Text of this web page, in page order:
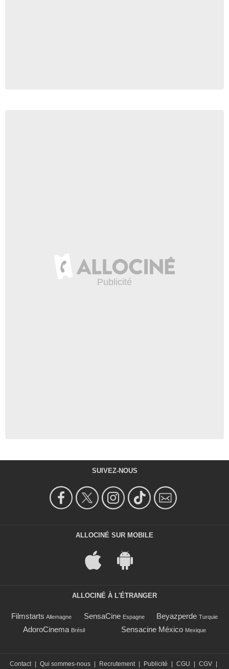
SUIVEZ-NOUS
ALLOCINÉ SUR MOBILE
ALLOCINÉ À L'ÉTRANGER
Filmstarts Allemagne SensaCine Espagne Beyazperde Turquie
AdoroCinema Brésil Sensacine México Mexique
Contact | Qui sommes-nous | Recrutement | Publicité | CGU | CGV |